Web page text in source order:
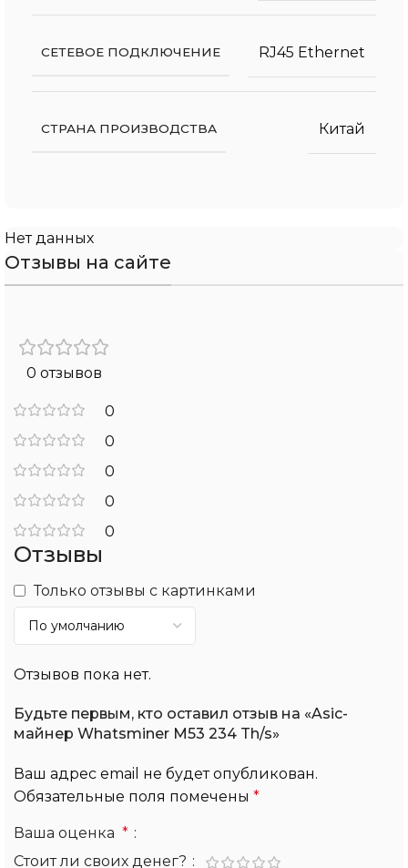
СЕТЕВОЕ ПОДКЛЮЧЕНИЕ RJ45 Ethernet
СТРАНА ПРОИЗВОДСТВА Китай
Нет данных
Отзывы на сайте
0 отзывов
0
0
0
0
0
Отзывы
Только отзывы с картинками
Отзывов пока нет.
Будьте первым, кто оставил отзыв на «Asic-
майнер Whatsminer M53 234 Th/s»
Ваш адрес email не будет опубликован.
Обязательные поля помечены *
Ваша оценка *
Стоит ли своих денег?